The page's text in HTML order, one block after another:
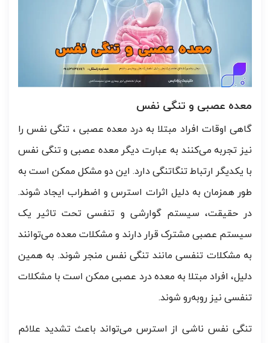
معده عصبی و تنگی نفس
گاهی اوقات افراد مبتلا به درد معده عصبی ، تنگی نفس را
نیز تجربه می‌کنند به عبارت دیگر معده عصبی و تنگی نفس
با یکدیگر ارتباط تنگاتنگی دارد. این دو مشکل ممکن است به
طور همزمان به دلیل اثرات استرس و اضطراب ایجاد شوند.
در حقیقت، سیستم گوارشی و تنفسی تحت تاثیر یک
سیستم عصبی مشترک قرار دارند و مشکلات معده می‌توانند
به مشکلات تنفسی مانند تنگی نفس منجر شوند. به همین
دلیل، افراد مبتلا به معده درد عصبی ممکن است با مشکلات
تنفسی نیز روبه‌رو شوند.
تنگی نفس ناشی از استرس می‌تواند باعث تشدید علائم